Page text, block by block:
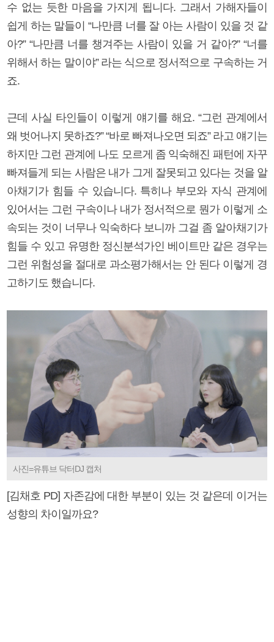
수 없는 듯한 마음을 가지게 됩니다. 그래서 가해자들이
쉽게 하는 말들이 “나만큼 너를 잘 아는 사람이 있을 것 같
아?” “나만큼 너를 챙겨주는 사람이 있을 거 같아?” “너를
위해서 하는 말이야” 라는 식으로 정서적으로 구속하는 거
죠.
근데 사실 타인들이 이렇게 얘기를 해요. “그런 관계에서
왜 벗어나지 못하죠?” “바로 빠져나오면 되죠” 라고 얘기는
하지만 그런 관계에 나도 모르게 좀 익숙해진 패턴에 자꾸
빠져들게 되는 사람은 내가 그게 잘못되고 있다는 것을 알
아채기가 힘들 수 있습니다. 특히나 부모와 자식 관계에
있어서는 그런 구속이나 내가 정서적으로 뭔가 이렇게 소
속되는 것이 너무나 익숙하다 보니까 그걸 좀 알아채기가
힘들 수 있고 유명한 정신분석가인 베이트만 같은 경우는
그런 위험성을 절대로 과소평가해서는 안 된다 이렇게 경
고하기도 했습니다.
사진=유튜브 닥터DJ 캡처
[김채호 PD] 자존감에 대한 부분이 있는 것 같은데 이거는
성향의 차이일까요?